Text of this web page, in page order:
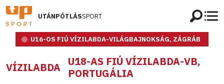
UTÁNPÓTLÁSSPORT
U16-OS FIÚ VÍZILABDA-VILÁGBAJNOKSÁG, ZÁGRÁB
VÍZILABDA U18-AS FIÚ VÍZILABDA-VB,
PORTUGÁLIA